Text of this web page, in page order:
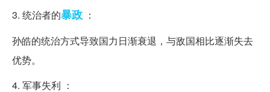
3. 统治者的暴政 ：
孙皓的统治方式导致国力日渐衰退，与敌国相比逐渐失去
优势。
4. 军事失利 ：